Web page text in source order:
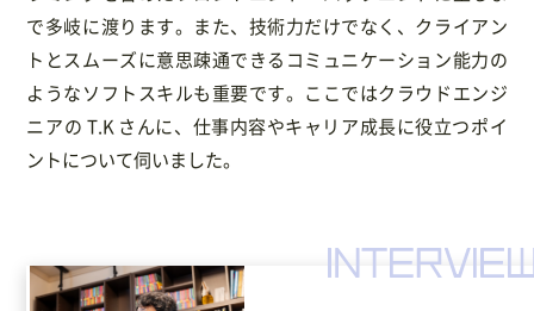
で多岐に渡ります。また、技術力だけでなく、クライアン
トとスムーズに意思疎通できるコミュニケーション能力の
ようなソフトスキルも重要です。ここではクラウドエンジ
ニアの T.K さんに、仕事内容やキャリア成長に役立つポイ
ントについて伺いました。